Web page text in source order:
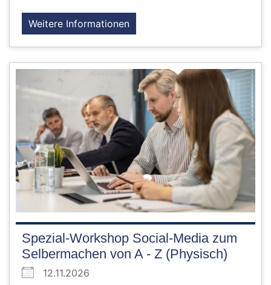
Weitere Informationen
Spezial-Workshop Social-Media zum
Selbermachen von A - Z (Physisch)
12.11.2026